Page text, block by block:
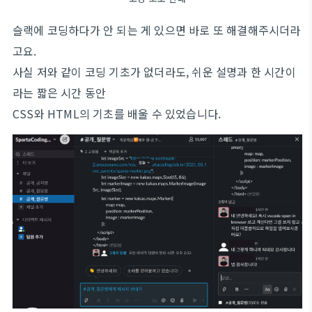
슬랙에 코딩하다가 안 되는 게 있으면 바로 또 해결해주시더라
고요.
사실 저와 같이 코딩 기초가 없더라도, 쉬운 설명과 한 시간이
라는 짧은 시간 동안
CSS와 HTML의 기초를 배울 수 있었습니다.